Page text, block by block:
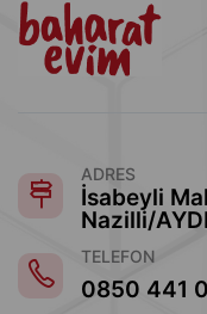
ADRES
İsabeyli
Nazilli/
TELEFON
0850 441